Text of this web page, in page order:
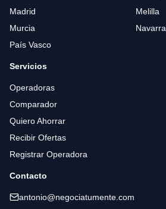
Madrid
Melilla
Murcia
Navarra
País Vasco
Servicios
Operadoras
Comparador
Quiero Ahorrar
Recibir Ofertas
Registrar Operadora
Contacto
antonio@negociatumente.com